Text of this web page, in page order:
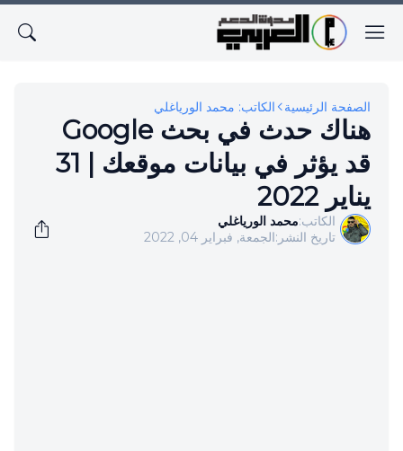
الصفحة الرئيسية الكاتب: محمد الورياغلي
هناك حدث في بحث Google
قد يؤثر في بيانات موقعك | 31
يناير 2022
الكاتب:محمد الورياغلي
تاريخ النشر:الجمعة, فبراير 04, 2022